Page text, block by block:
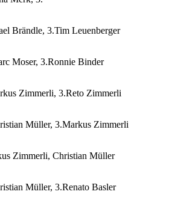
Brändle, 3.Tim Leuenberger
Moser, 3.Ronnie Binder
Zimmerli, 3.Reto Zimmerli
Müller, 3.Markus Zimmerli
Zimmerli, Christian Müller
Müller, 3.Renato Basler